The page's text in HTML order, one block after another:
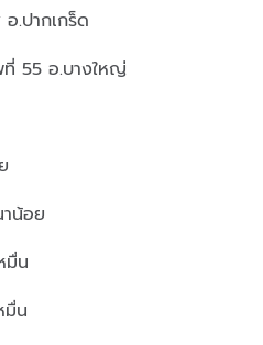
.ปากเกร็ด
ที่ 55 อ.บางใหญ่
น้อย
มื่น
มื่น